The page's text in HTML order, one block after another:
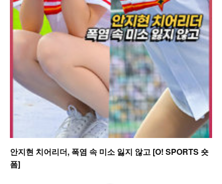
안지현 치어리더, 폭염 속 미소 잃지 않고 [O! SPORTS 숏
폼]